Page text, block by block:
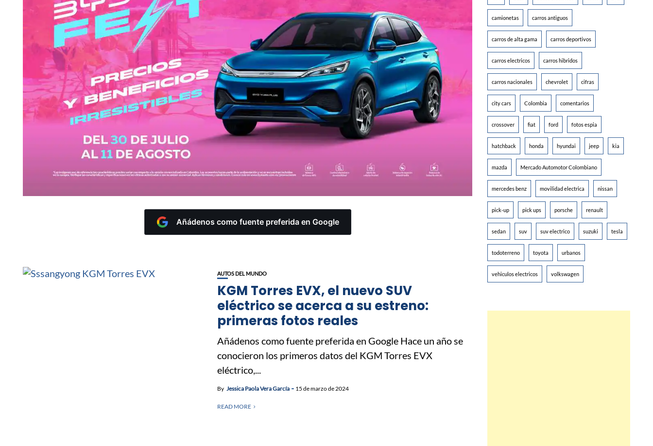
Añádenos como fuente preferida en Google
AUTOS DEL MUNDO
KGM Torres EVX, el nuevo SUV
eléctrico se acerca a su estreno:
primeras fotos reales
Añádenos como fuente preferida en Google Hace un año se
conocieron los primeros datos del KGM Torres EVX
eléctrico,...
By Jessica Paola Vera García 15 de marzo de 2024
READ MORE
camionetas carros antiguos
carros de alta gama carros deportivos
carros electricos carros hibridos
carros nacionales chevrolet cifras
city cars Colombia comentarios
crossover fiat ford fotos espia
hatchback honda hyundai jeep kia
mazda Mercado Automotor Colombiano
mercedes benz movilidad electrica nissan
pick-up pick ups porsche renault
sedan suv suv electrico suzuki tesla
todoterreno toyota urbanos
vehiculos electricos volkswagen